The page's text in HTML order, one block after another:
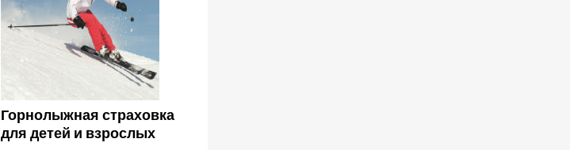
Горнолыжная страховка
для детей и взрослых